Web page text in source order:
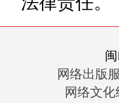
网络出版
网络文